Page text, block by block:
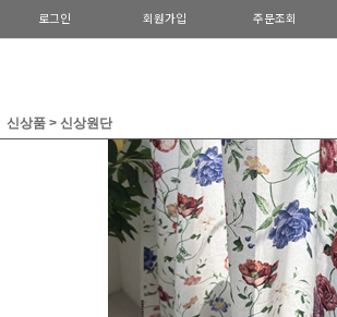
로그인 회원가입 주문조회
신상품 > 신상원단